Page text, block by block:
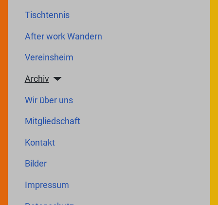
Tischtennis
After work Wandern
Vereinsheim
Archiv
Wir über uns
Mitgliedschaft
Kontakt
Bilder
Impressum